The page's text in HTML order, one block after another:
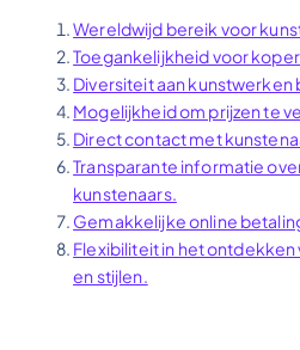
Wereldwijd bereik voor
Toegankelijkheid voor
Diversiteit aan kunstwerken
Mogelijkheid om prijzen te
Direct contact met
Transparante informatie
kunstenaars.
Gemakkelijke online
Flexibiliteit in het ontdekken
en stijlen.